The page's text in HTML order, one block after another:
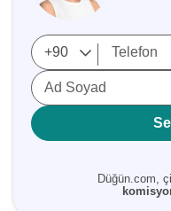
Ad Soyad
Düğün.com,